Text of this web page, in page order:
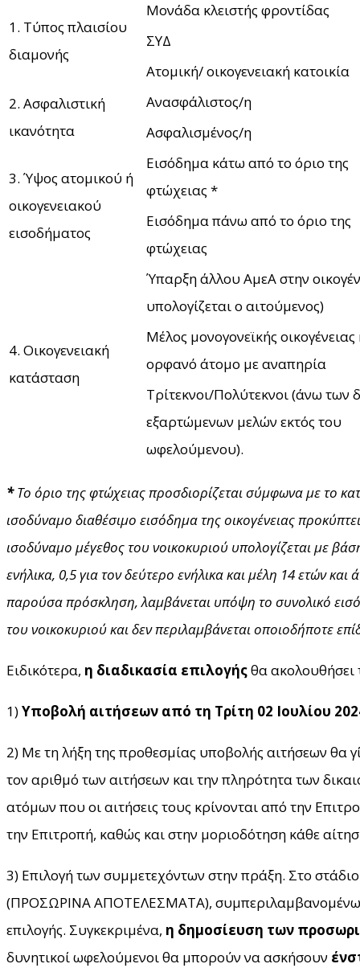
1. Τύπος πλαισίου
διαμονής
Μονάδα κλειστής φροντίδας
ΣΥΔ
Ατομική/ οικογενειακή κατοικία
2. Ασφαλιστική
ικανότητα
Ανασφάλιστος/η
Ασφαλισμένος/η
3. Ύψος ατομικού ή
οικογενειακού
εισοδήματος
Εισόδημα κάτω από το όριο της
φτώχειας *
Εισόδημα πάνω από το όριο της
φτώχειας
4. Οικογενειακή
κατάσταση
Ύπαρξη άλλου ΑμεΑ στην
υπολογίζεται ο αιτούμενος)
Μέλος μονογονεϊκής οικογένειας
ορφανό άτομο με αναπηρία
Τρίτεκνοι/Πολύτεκνοι (άνω των
εξαρτώμενων μελών εκτός του
ωφελούμενου).
*Το όριο της φτώχειας προσδιορίζεται σύμφωνα με το
ισοδύναμο διαθέσιμο εισόδημα της οικογένειας
ισοδύναμο μέγεθος του νοικοκυριού υπολογίζεται με
ενήλικα, 0,5 για τον δεύτερο ενήλικα και μέλη 14 ετών
παρούσα πρόσκληση, λαμβάνεται υπόψη το συνολικό
του νοικοκυριού και δεν περιλαμβάνεται οποιοδήποτε
Ειδικότερα, η διαδικασία επιλογήςθα
1)Υποβολή αιτήσεων από τη Τρίτη 02 Ιουλίου
2) Με τη λήξη της προθεσμίας υποβολής αιτήσεων θα
τον αριθμό των αιτήσεων και την πληρότητα των
ατόμων που οι αιτήσεις τους κρίνονται από την
την Επιτροπή, καθώς και στην μοριοδότηση κάθε
3) Επιλογή των συμμετεχόντων στην πράξη. Στο
(ΠΡΟΣΩΡΙΝΑ ΑΠΟΤΕΛΕΣΜΑΤΑ), συμπεριλαμβανομένων
επιλογής. Συγκεκριμένα, η δημοσίευση των
δυνητικοί ωφελούμενοι θα μπορούν να ασκήσουν